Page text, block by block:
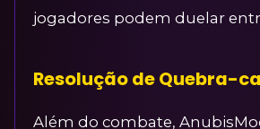
jogadores podem duelar
Resolução de Quebra-
Além do combate,